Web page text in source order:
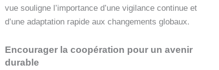
vue souligne l’importance d’une vigilance continue et
d’une adaptation rapide aux changements globaux.
Encourager la coopération pour un avenir
durable